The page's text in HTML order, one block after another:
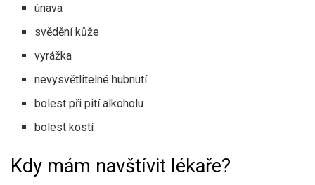
únava
svědění kůže
vyrážka
nevysvětlitelné hubnutí
bolest při pití alkoholu
bolest kostí
Kdy mám navštívit lékaře?